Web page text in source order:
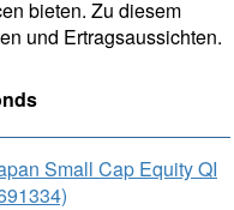
bieten. Zu diesem
und Ertragsaussichten.
Small Cap Equity QI